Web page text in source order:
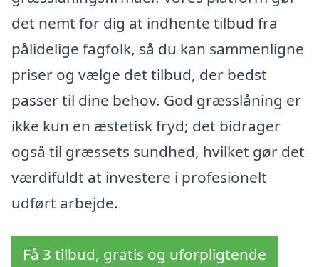
det nemt for dig at indhente tilbud fra
pålidelige fagfolk, så du kan sammenligne
priser og vælge det tilbud, der bedst
passer til dine behov. God græsslåning er
ikke kun en æstetisk fryd; det bidrager
også til græssets sundhed, hvilket gør det
værdifuldt at investere i profesionelt
udført arbejde.
Få 3 tilbud, gratis og uforpligtende